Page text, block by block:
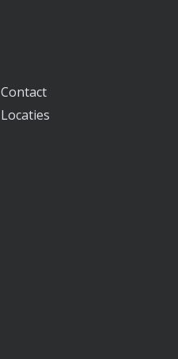
Contact
Locaties